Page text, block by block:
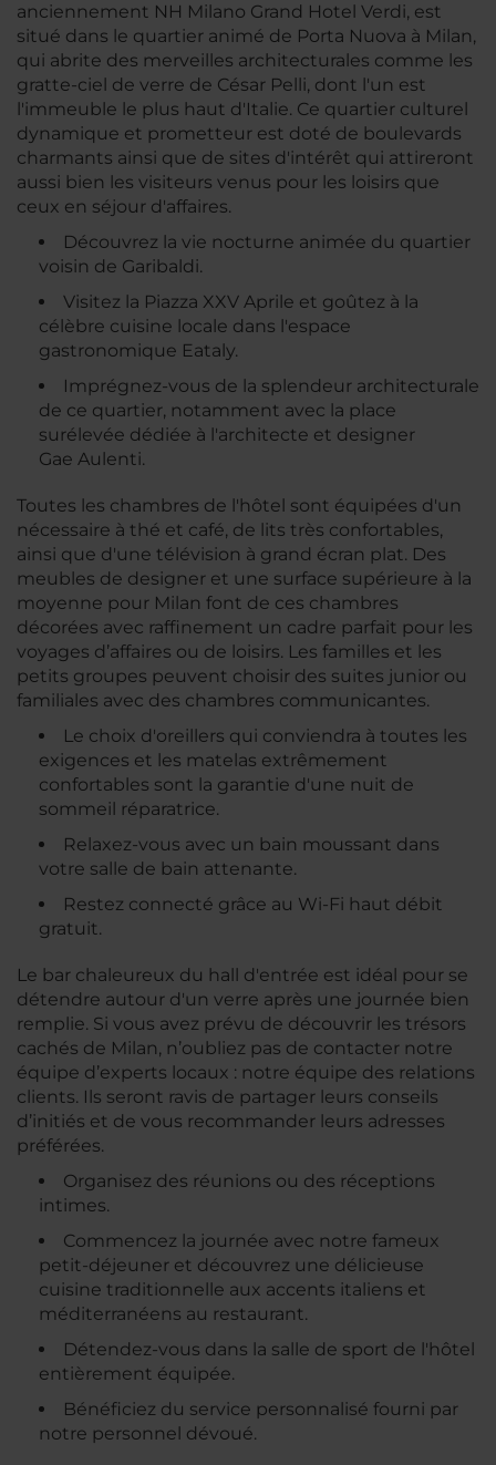
anciennement NH Milano Grand Hotel Verdi, est
situé dans le quartier animé de Porta Nuova à Milan,
qui abrite des merveilles architecturales comme les
gratte-ciel de verre de César Pelli, dont l'un est
l'immeuble le plus haut d'Italie. Ce quartier culturel
dynamique et prometteur est doté de boulevards
charmants ainsi que de sites d'intérêt qui attireront
aussi bien les visiteurs venus pour les loisirs que
ceux en séjour d'affaires.
Découvrez la vie nocturne animée du quartier
voisin de Garibaldi.
Visitez la Piazza XXV Aprile et goûtez à la
célèbre cuisine locale dans l'espace
gastronomique Eataly.
Imprégnez-vous de la splendeur architecturale
de ce quartier, notamment avec la place
surélevée dédiée à l'architecte et designer
Gae Aulenti.
Toutes les chambres de l'hôtel sont équipées d'un
nécessaire à thé et café, de lits très confortables,
ainsi que d'une télévision à grand écran plat. Des
meubles de designer et une surface supérieure à la
moyenne pour Milan font de ces chambres
décorées avec raffinement un cadre parfait pour les
voyages d’affaires ou de loisirs. Les familles et les
petits groupes peuvent choisir des suites junior ou
familiales avec des chambres communicantes.
Le choix d'oreillers qui conviendra à toutes les
exigences et les matelas extrêmement
confortables sont la garantie d'une nuit de
sommeil réparatrice.
Relaxez-vous avec un bain moussant dans
votre salle de bain attenante.
Restez connecté grâce au Wi-Fi haut débit
gratuit.
Le bar chaleureux du hall d'entrée est idéal pour se
détendre autour d'un verre après une journée bien
remplie. Si vous avez prévu de découvrir les trésors
cachés de Milan, n’oubliez pas de contacter notre
équipe d’experts locaux : notre équipe des relations
clients. Ils seront ravis de partager leurs conseils
d’initiés et de vous recommander leurs adresses
préférées.
Organisez des réunions ou des réceptions
intimes.
Commencez la journée avec notre fameux
petit-déjeuner et découvrez une délicieuse
cuisine traditionnelle aux accents italiens et
méditerranéens au restaurant.
Détendez-vous dans la salle de sport de l'hôtel
entièrement équipée.
Bénéficiez du service personnalisé fourni par
notre personnel dévoué.